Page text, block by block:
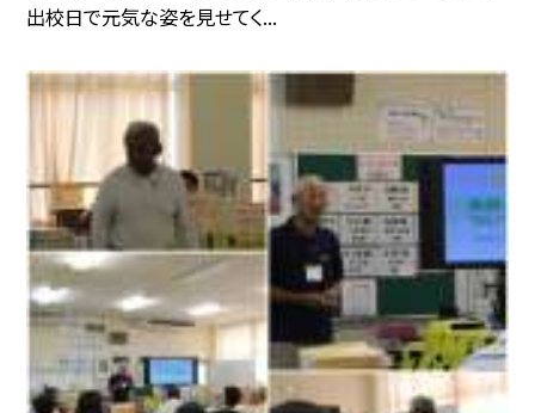
出校日で元気な姿を見せてく...